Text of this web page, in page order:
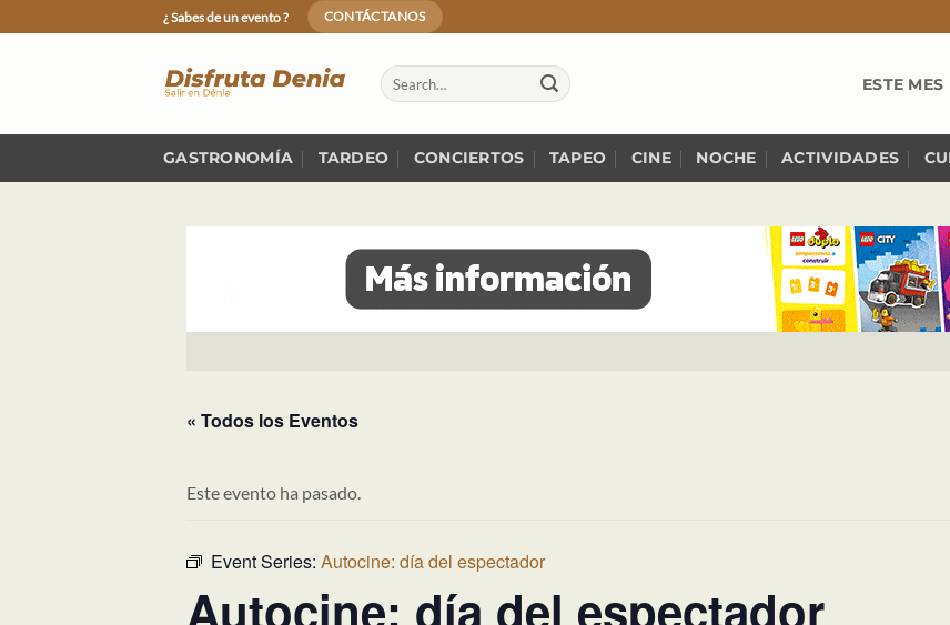
to
¿ Sabes de un evento ? CONTÁCTANOS
ESTE MES
GASTRONOMÍA TARDEO CONCIERTOS TAPEO CINE NOCHE ACTIVIDADES
« Todos los Eventos
Este evento ha pasado.
Event Series: Autocine: día del espectador
Autocine: día del espectador